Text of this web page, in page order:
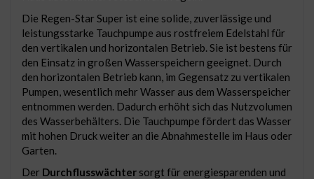
Die Regen-Star Super ist eine solide, zuverlässige und
leistungsstarke Tauchpumpe aus rostfreiem Edelstahl für
den vertikalen und horizontalen Betrieb. Sie ist bestens für
den Einsatz in großen Wasserspeichern geeignet. Durch
den horizontalen Betrieb kann, im Gegensatz zu vertikalen
Pumpen, wesentlich mehr Wasser aus dem Wasserspeicher
entnommen werden. Dadurch erhöht sich das Nutzvolumen
des Wasserbehälters. Die Tauchpumpe fördert das Wasser
mit hohen Druck weiter an die Abnahmestelle im Haus oder
Garten.
Der Durchflusswächter sorgt für energiesparenden und